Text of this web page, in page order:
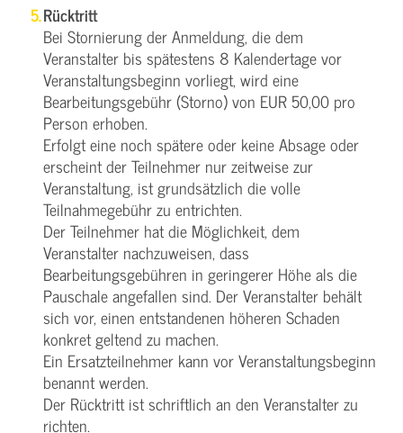
Rücktritt
Bei Stornierung der Anmeldung, die dem
Veranstalter bis spätestens 8 Kalendertage vor
Veranstaltungsbeginn vorliegt, wird eine
Bearbeitungsgebühr (Storno) von EUR 50,00 pro
Person erhoben.
Erfolgt eine noch spätere oder keine Absage oder
erscheint der Teilnehmer nur zeitweise zur
Veranstaltung, ist grundsätzlich die volle
Teilnahmegebühr zu entrichten.
Der Teilnehmer hat die Möglichkeit, dem
Veranstalter nachzuweisen, dass
Bearbeitungsgebühren in geringerer Höhe als die
Pauschale angefallen sind. Der Veranstalter behält
sich vor, einen entstandenen höheren Schaden
konkret geltend zu machen.
Ein Ersatzteilnehmer kann vor Veranstaltungsbeginn
benannt werden.
Der Rücktritt ist schriftlich an den Veranstalter zu
richten.